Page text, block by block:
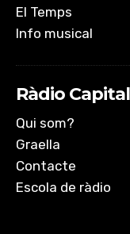
El Temps
Info musical
Ràdio Capital
Qui som?
Graella
Contacte
Escola de ràdio